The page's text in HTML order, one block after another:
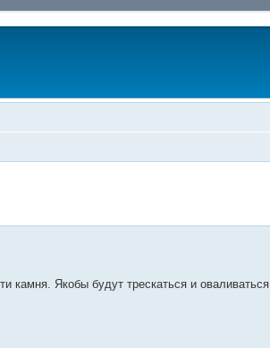
камня. Якобы будут трескаться и оваливаться.